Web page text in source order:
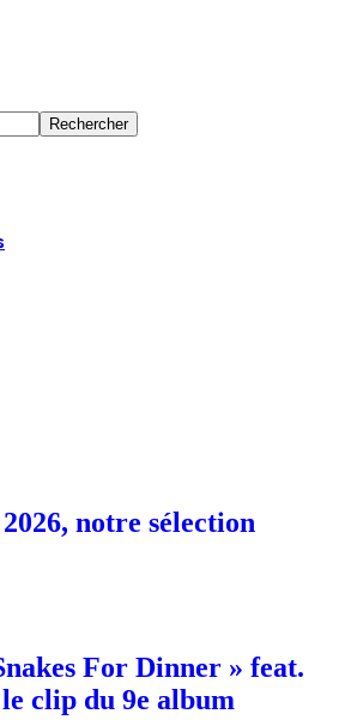
notre sélection
For Dinner » feat.
clip du 9e album